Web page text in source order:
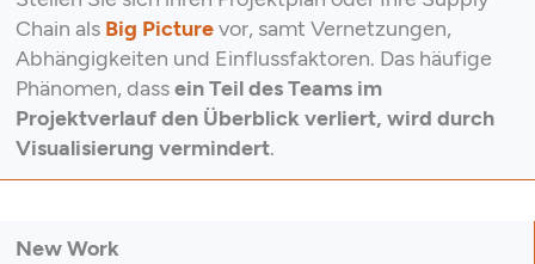
Chain als Big Picturevor, samt Vernetzungen,
Abhängigkeiten und Einflussfaktoren. Das häufige
Phänomen, dassein Teil des Teams im
Projektverlauf den Überblick verliert, wird durch
Visualisierung vermindert.
New Work